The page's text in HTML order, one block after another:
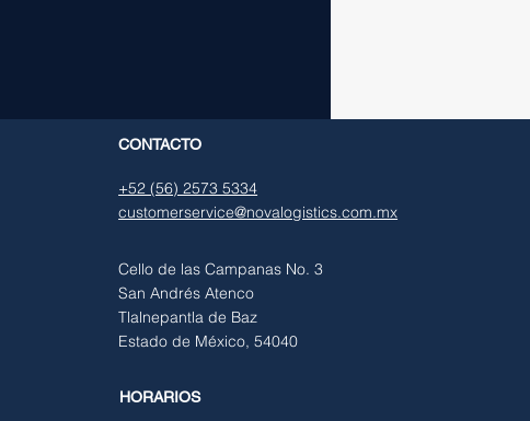
CONTACTO
+52 (56) 2573 5334
customerservice@novalogistics.com.mx
Cello de las Campanas No. 3
San Andrés Atenco
Tlalnepantla de Baz
Estado de México, 54040
HORARIOS